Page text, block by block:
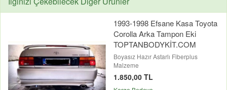
1993-1998 Efsane Kasa Toyota
Corolla Arka Tampon Eki
TOPTANBODYKİT.COM
Boyasız Hazır Astarlı Fiberplus
Malzeme
1.850,00 TL